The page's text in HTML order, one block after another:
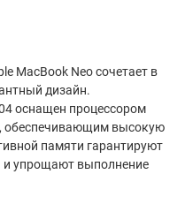
MacBook Neo сочетает в
дизайн.
оснащен процессором
обеспечивающим высокую
памяти гарантируют
и упрощают выполнение